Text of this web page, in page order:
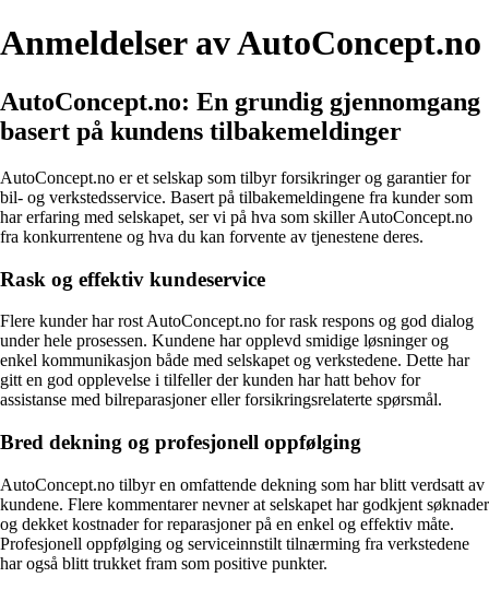
Anmeldelser av AutoConcept.no
AutoConcept.no: En grundig gjennomgang
basert på kundens tilbakemeldinger
AutoConcept.no er et selskap som tilbyr forsikringer og garantier for
bil- og verkstedsservice. Basert på tilbakemeldingene fra kunder som
har erfaring med selskapet, ser vi på hva som skiller AutoConcept.no
fra konkurrentene og hva du kan forvente av tjenestene deres.
Rask og effektiv kundeservice
Flere kunder har rost AutoConcept.no for rask respons og god dialog
under hele prosessen. Kundene har opplevd smidige løsninger og
enkel kommunikasjon både med selskapet og verkstedene. Dette har
gitt en god opplevelse i tilfeller der kunden har hatt behov for
assistanse med bilreparasjoner eller forsikringsrelaterte spørsmål.
Bred dekning og profesjonell oppfølging
AutoConcept.no tilbyr en omfattende dekning som har blitt verdsatt av
kundene. Flere kommentarer nevner at selskapet har godkjent søknader
og dekket kostnader for reparasjoner på en enkel og effektiv måte.
Profesjonell oppfølging og serviceinnstilt tilnærming fra verkstedene
har også blitt trukket fram som positive punkter.